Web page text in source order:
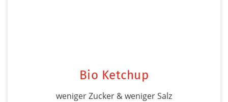
Bio Ketchup
weniger Zucker & weniger Salz